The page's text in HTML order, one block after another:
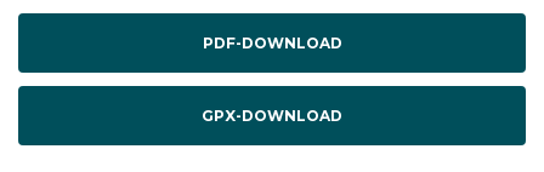
PDF-DOWNLOAD
GPX-DOWNLOAD